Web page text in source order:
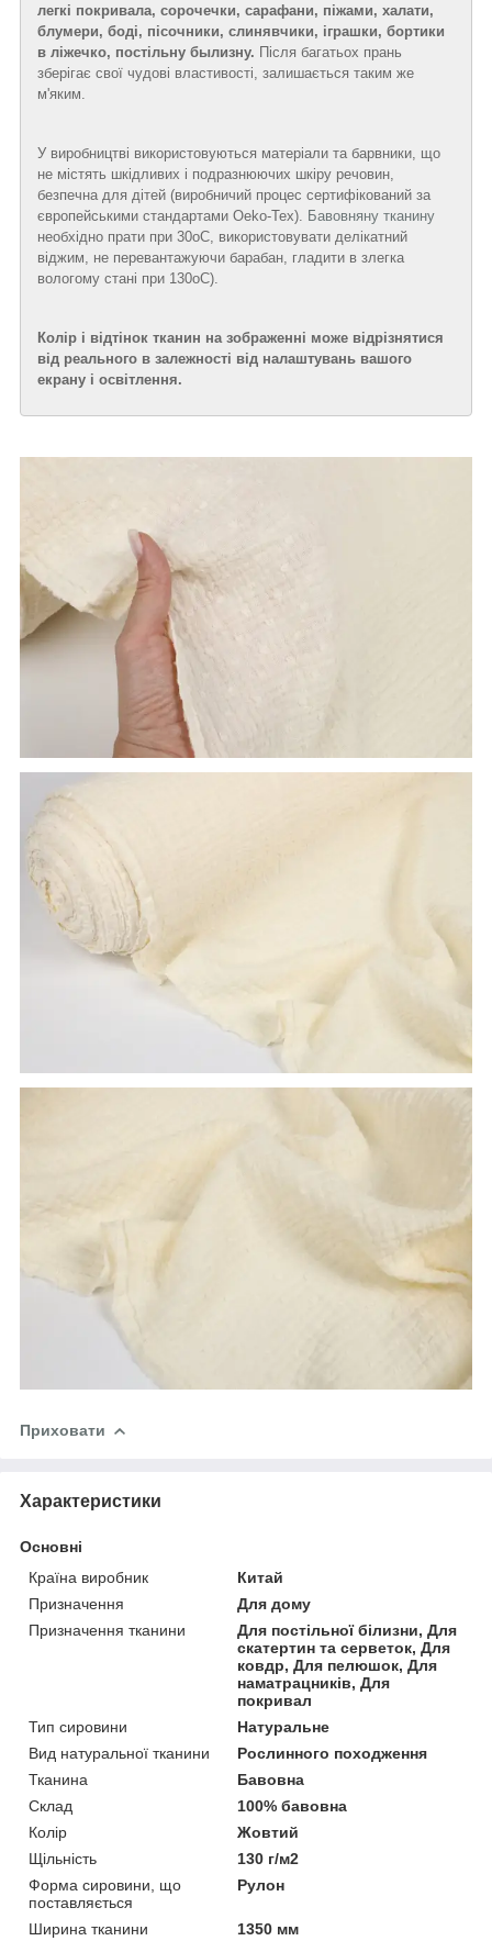
легкі покривала, сорочечки, сарафани, піжами, халати,
блумери, боді, пісочники, слинявчики, іграшки, бортики
в ліжечко, постільну былизну. Після багатьох прань
зберігає свої чудові властивості, залишається таким же
м'яким.
У виробництві використовуються матеріали та барвники, що
не містять шкідливих і подразнюючих шкіру речовин,
безпечна для дітей (виробничий процес сертифікований за
європейськими стандартами Oeko-Tex).
Бавовняну тканину
необхідно прати при 30оС, використовувати делікатний
віджим, не перевантажуючи барабан, гладити в злегка
вологому стані при 130оС).
Колір і відтінок тканин на зображенні може відрізнятися
від реального в залежності від налаштувань вашого
екрану і освітлення.
Приховати
Характеристики
Основні
Країна виробник
Китай
Призначення
Для дому
Призначення тканини
Для постільної білизни, Для
скатертин та серветок, Для
ковдр, Для пелюшок, Для
наматрацників, Для
покривал
Тип сировини
Натуральне
Вид натуральної тканини
Рослинного походження
Тканина
Бавовна
Склад
100% бавовна
Колір
Жовтий
Щільність
130 г/м2
Форма сировини, що
поставляється
Рулон
Ширина тканини 1350 мм